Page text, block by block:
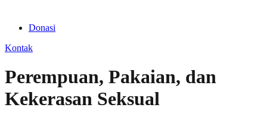
Donasi
Kontak
Perempuan, Pakaian, dan
Kekerasan Seksual